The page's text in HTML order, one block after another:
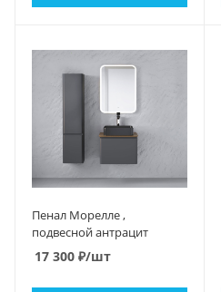
Пенал Морелле ,
подвесной антрацит
17 300 ₽/шт